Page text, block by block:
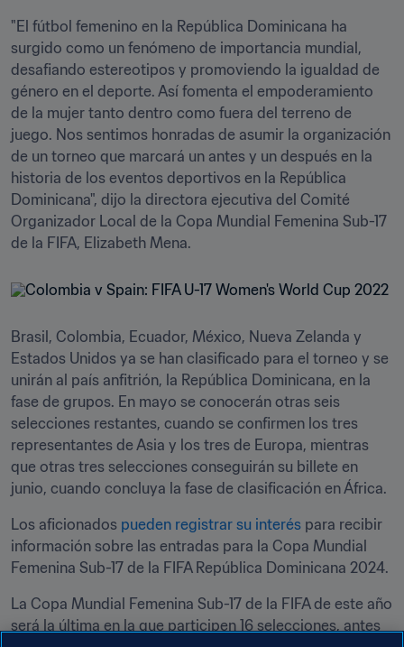
"El fútbol femenino en la República Dominicana ha
surgido como un fenómeno de importancia mundial,
desafiando estereotipos y promoviendo la igualdad de
género en el deporte. Así fomenta el empoderamiento
de la mujer tanto dentro como fuera del terreno de
juego. Nos sentimos honradas de asumir la organización
de un torneo que marcará un antes y un después en la
historia de los eventos deportivos en la República
Dominicana", dijo la directora ejecutiva del Comité
Organizador Local de la Copa Mundial Femenina Sub-17
de la FIFA, Elizabeth Mena.
Brasil, Colombia, Ecuador, México, Nueva Zelanda y
Estados Unidos ya se han clasificado para el torneo y se
unirán al país anfitrión, la República Dominicana, en la
fase de grupos. En mayo se conocerán otras seis
selecciones restantes, cuando se confirmen los tres
representantes de Asia y los tres de Europa, mientras
que otras tres selecciones conseguirán su billete en
junio, cuando concluya la fase de clasificación en África.
Los aficionados pueden registrar su interés para recibir
información sobre las entradas para la Copa Mundial
Femenina Sub-17 de la FIFA República Dominicana 2024.
La Copa Mundial Femenina Sub-17 de la FIFA de este año
será la última en la que participen 16 selecciones, antes